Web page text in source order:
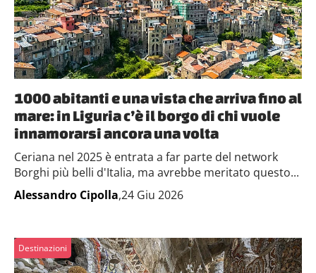
1000 abitanti e una vista che arriva fino al
mare: in Liguria c’è il borgo di chi vuole
innamorarsi ancora una volta
Ceriana nel 2025 è entrata a far parte del network
Borghi più belli d'Italia, ma avrebbe meritato questo...
Alessandro Cipolla,24 Giu 2026
Destinazioni